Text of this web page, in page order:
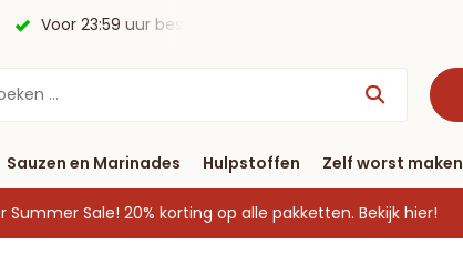
in huis*. Gratis verzending vanaf € 40
Sauzen en Marinades Hulpstoffen Zelf worst maken
Summer Sale! 20% korting op alle pakketten. Bekijk hier!